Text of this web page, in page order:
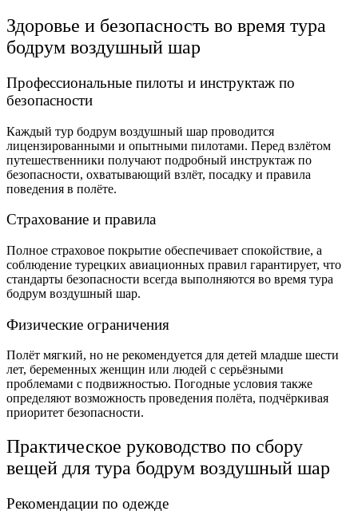
Здоровье и безопасность во время тура
бодрум воздушный шар
Профессиональные пилоты и инструктаж по
безопасности
Каждый тур бодрум воздушный шар проводится
лицензированными и опытными пилотами. Перед взлётом
путешественники получают подробный инструктаж по
безопасности, охватывающий взлёт, посадку и правила
поведения в полёте.
Страхование и правила
Полное страховое покрытие обеспечивает спокойствие, а
соблюдение турецких авиационных правил гарантирует, что
стандарты безопасности всегда выполняются во время тура
бодрум воздушный шар.
Физические ограничения
Полёт мягкий, но не рекомендуется для детей младше шести
лет, беременных женщин или людей с серьёзными
проблемами с подвижностью. Погодные условия также
определяют возможность проведения полёта, подчёркивая
приоритет безопасности.
Практическое руководство по сбору
вещей для тура бодрум воздушный шар
Рекомендации по одежде